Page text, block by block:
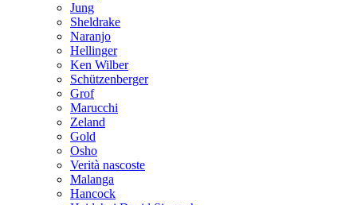
Jung
Sheldrake
Naranjo
Hellinger
Ken Wilber
Schützenberger
Grof
Marucchi
Zeland
Gold
Osho
Verità nascoste
Malanga
Hancock